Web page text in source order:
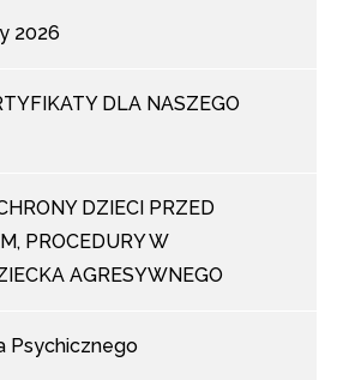
2026
DLA NASZEGO
DZIECI PRZED
PROCEDURY W
AGRESYWNEGO
Psychicznego